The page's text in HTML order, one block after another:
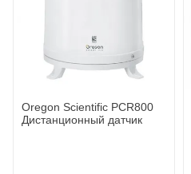
Oregon Scientific PCR800
Дистанционный датчик